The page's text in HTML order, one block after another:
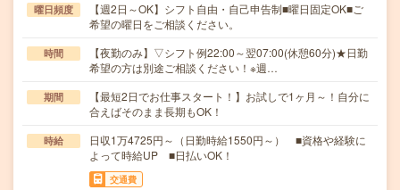
曜日頻度
【週2日～OK】シフト自由・自己申告制■曜日固定OK■ご
希望の曜日をご相談ください。
時間
【夜勤のみ】▽シフト例22:00～翌07:00(休憩60分)★日勤
希望の方は別途ご相談ください！※週…
期間
【最短2日でお仕事スタート！】お試しで1ヶ月～！自分に
合えばそのまま長期もOK！
時給
日収1万4725円～（日勤時給1550円～） ■資格や経験に
よって時給UP ■日払いOK！
交通費